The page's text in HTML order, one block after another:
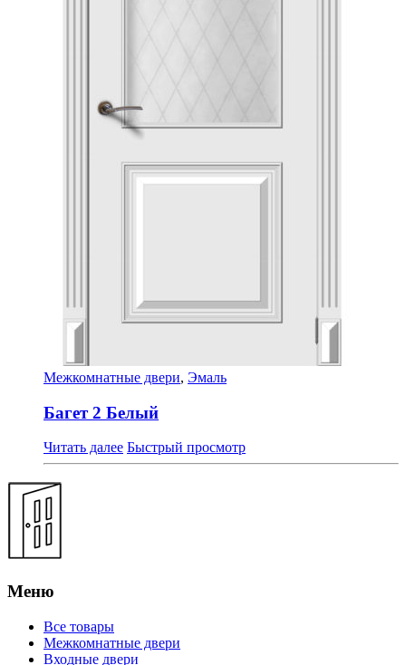
Межкомнатные двери, Эмаль
Багет 2 Белый
Читать далее Быстрый просмотр
Меню
Все товары
Межкомнатные двери
Входные двери